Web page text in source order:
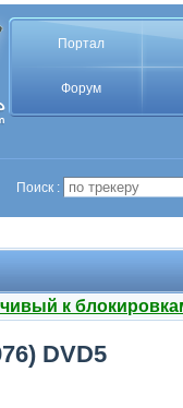
Портал
Форум
Поиск :
к
DVD5